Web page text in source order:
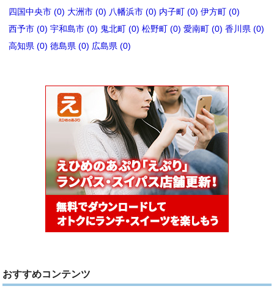
四国中央市 (0) 大洲市 (0) 八幡浜市 (0) 内子町 (0) 伊方町 (0)
西予市 (0) 宇和島市 (0) 鬼北町 (0) 松野町 (0) 愛南町 (0) 香川県 (0)
高知県 (0) 徳島県 (0) 広島県 (0)
おすすめコンテンツ